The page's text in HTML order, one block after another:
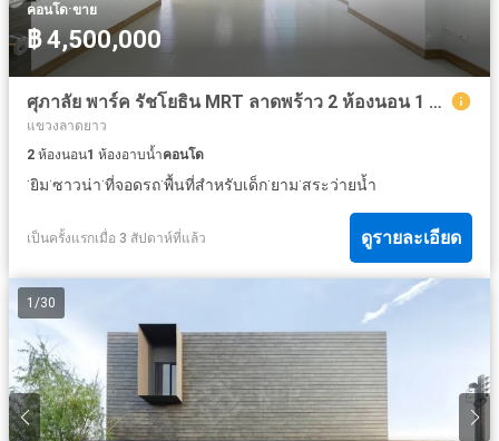
คอนโด·ขาย
฿ 4,500,000
ศุภาลัย พาร์ค รัชโยธิน MRT ลาดพร้าว 2 ห้องนอน 1 ห้องน้ำ | C2606250549
แขวงลาดยาว
2 ห้องนอน1 ห้องอาบน้ำคอนโด
·ยิม·ซาวน่า·ที่จอดรถ·พื้นที่สำหรับเด็ก·ยาม·สระว่ายน้ำ
เป็นครั้งแรกเมื่อ 3 สัปดาห์ที่แล้ว ดูรายละเอียด
1 /30